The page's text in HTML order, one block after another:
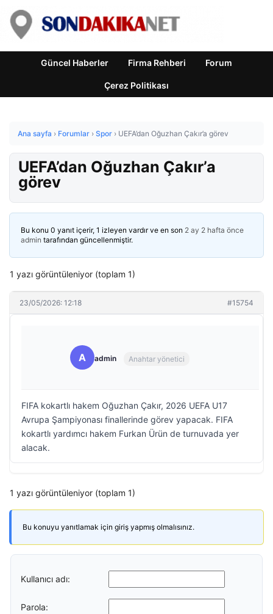
Güncel Haberler Firma Rehberi Forum
Çerez Politikası
Ana sayfa › Forumlar › Spor › UEFA’dan Oğuzhan Çakır’a görev
UEFA’dan Oğuzhan Çakır’a
görev
Bu konu 0 yanıt içerir, 1 izleyen vardır ve en son 2 ay 2 hafta önce
admin tarafından güncellenmiştir.
1 yazı görüntüleniyor (toplam 1)
23/05/2026: 12:18 #15754
A admin Anahtar yönetici
FIFA kokartlı hakem Oğuzhan Çakır, 2026 UEFA U17
Avrupa Şampiyonası finallerinde görev yapacak. FIFA
kokartlı yardımcı hakem Furkan Ürün de turnuvada yer
alacak.
1 yazı görüntüleniyor (toplam 1)
Bu konuyu yanıtlamak için giriş yapmış olmalısınız.
Kullanıcı adı:
Parola: